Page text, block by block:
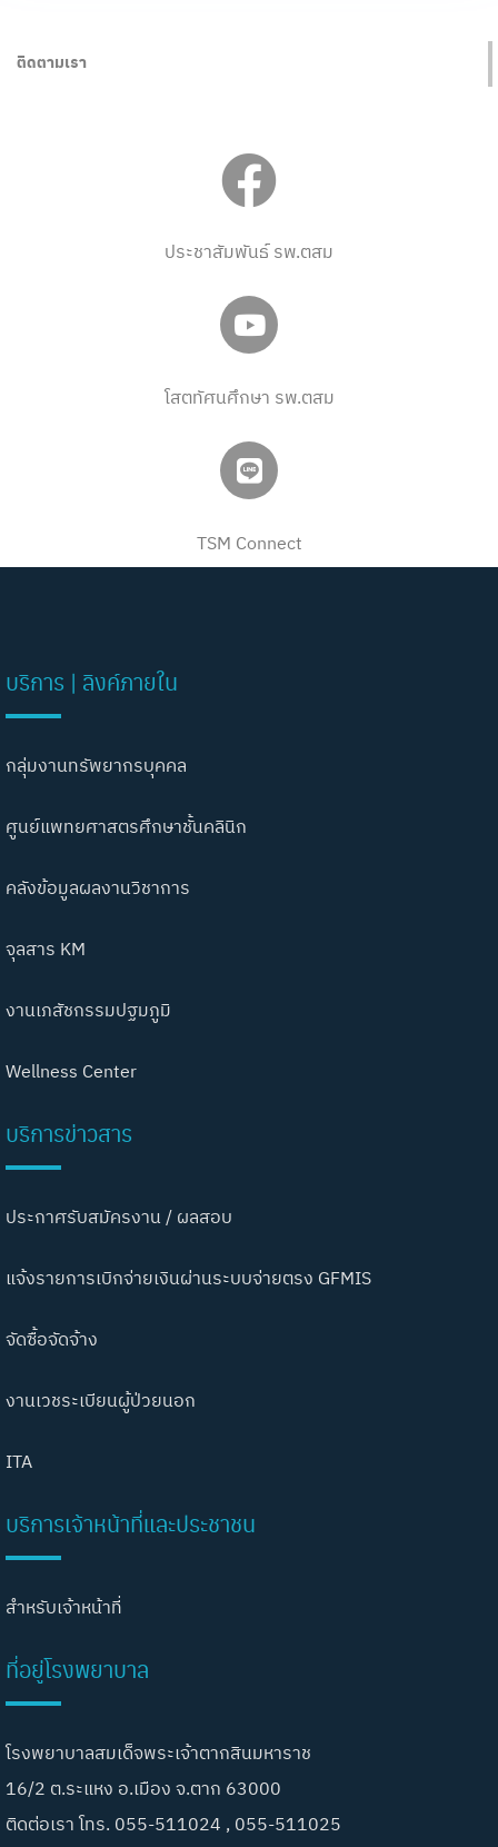
ติดตามเรา
ประชาสัมพันธ์ รพ.ตสม
โสตทัศนศึกษา รพ.ตสม
TSM Connect
บริการ | ลิงค์ภายใน
กลุ่มงานทรัพยากรบุคคล
ศูนย์แพทยศาสตรศึกษาชั้นคลินิก
คลังข้อมูลผลงานวิชาการ
จุลสาร KM
งานเภสัชกรรมปฐมภูมิ
Wellness Center
บริการข่าวสาร
ประกาศรับสมัครงาน / ผลสอบ
แจ้งรายการเบิกจ่ายเงินผ่านระบบจ่ายตรง GFMIS
จัดซื้อจัดจ้าง
งานเวชระเบียนผู้ป่วยนอก
ITA
บริการเจ้าหน้าที่และประชาชน
สำหรับเจ้าหน้าที่
ที่อยู่โรงพยาบาล
โรงพยาบาลสมเด็จพระเจ้าตากสินมหาราช
16/2 ต.ระแหง อ.เมือง จ.ตาก 63000
ติดต่อเรา โทร. 055-511024 , 055-511025